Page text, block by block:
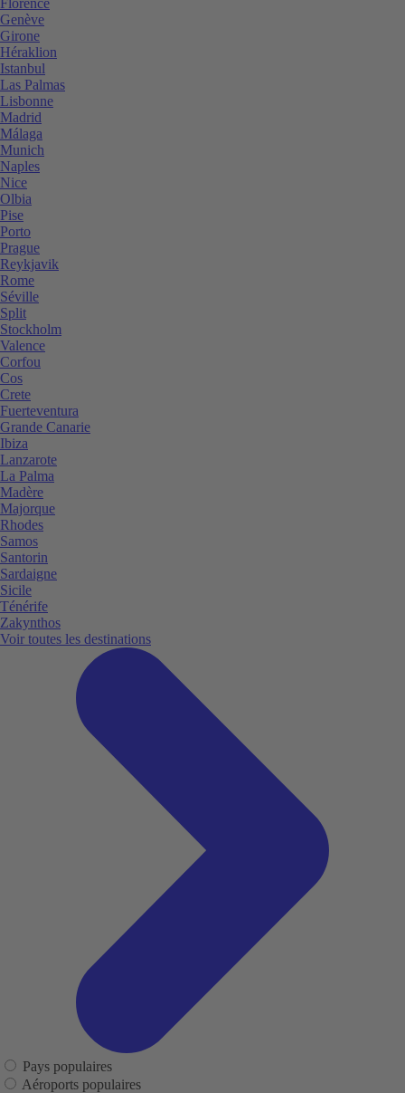
Genève
Girone
Héraklion
Istanbul
Las Palmas
Lisbonne
Madrid
Málaga
Munich
Naples
Nice
Olbia
Pise
Porto
Prague
Reykjavik
Rome
Séville
Split
Stockholm
Valence
Corfou
Cos
Crete
Fuerteventura
Grande Canarie
Ibiza
Lanzarote
La Palma
Madère
Majorque
Rhodes
Samos
Santorin
Sardaigne
Sicile
Ténérife
Zakynthos
Voir toutes les destinations
Pays populaires
Aéroports populaires